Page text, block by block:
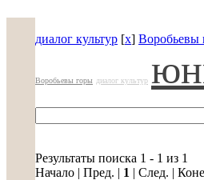
диалог культур [x] Воробьевы
Воробьевы горы диалог культур
Результаты поиска 1 - 1 из 1
Начало | Пред. | 1 | След. |